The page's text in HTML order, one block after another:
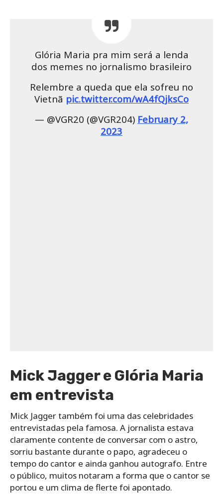
Glória Maria pra mim será a lenda
dos memes no jornalismo brasileiro
Relembre a queda que ela sofreu no
Vietnã pic.twitter.com/wA4fQjksCo
— @VGR20 (@VGR204) February 2,
2023
Mick Jagger e Glória Maria
em entrevista
Mick Jagger também foi uma das celebridades
entrevistadas pela famosa. A jornalista estava
claramente contente de conversar com o astro,
sorriu bastante durante o papo, agradeceu o
tempo do cantor e ainda ganhou autografo. Entre
o público, muitos notaram a forma que o cantor se
portou e um clima de flerte foi apontado.